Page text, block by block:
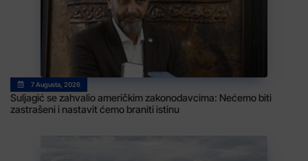
7 Augusta, 2026
Suljagić se zahvalio američkim zakonodavcima: Nećemo biti
zastrašeni i nastavit ćemo braniti istinu